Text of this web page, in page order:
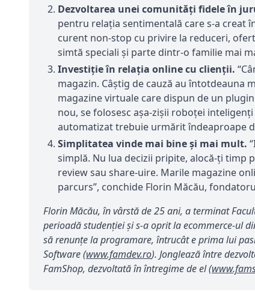
Dezvoltarea unei comunități fidele în
pentru relația sentimentală care s-a creat
curent non-stop cu privire la reduceri,
simtă speciali și parte dintr-o familie mai
Investiție în relația online cu clienții.
magazin. Câștig de cauză au întotdeauna
magazine virtuale care dispun de un
nou, se folosesc așa-zișii roboței
automatizat trebuie urmărit îndeaproape
Simplitatea vinde mai bine și mai mult.
simplă. Nu lua decizii pripite, alocă-ți timp
review sau share-uire. Marile magazine
parcurs”, conchide Florin Măcău,
Florin Măcău, în vârstă de 25 ani, a terminat
perioadă studenției și s-a oprit la ecommerce-ul
să renunțe la programare, întrucât e prima lui
Software (www.famdev.ro). Jonglează între
FamShop, dezvoltată în întregime de el (